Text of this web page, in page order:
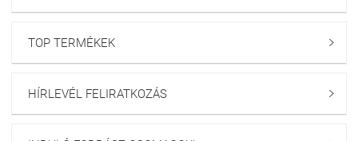
TOP TERMÉKEK 
HÍRLEVÉL FELIRATKOZÁS 